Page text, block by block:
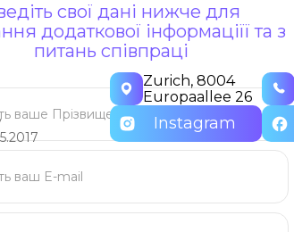
свої дані нижче для
додаткової інформаціїї та з
питань співпраці
Zurich, 8004
Europaallee 26
Instagram